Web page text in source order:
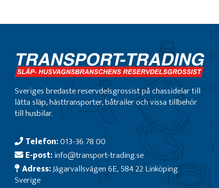
Sveriges bredaste reservdelsgrossist på chassidelar till
lätta släp, hästtransporter, båtrailer och vissa tillbehör
till husbilar.
Telefon:013-36 78 00
E-post:info@transport-trading.se
Adress:Jägarvallsvägen 6E, 584 22 Linköping
Sverige